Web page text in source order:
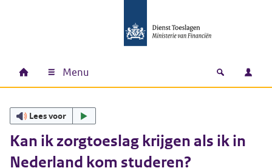
Hoofdnavigatie
Home Menu Open
Lees voor
Kan ik zorgtoeslag krijgen als ik in
Nederland kom studeren?